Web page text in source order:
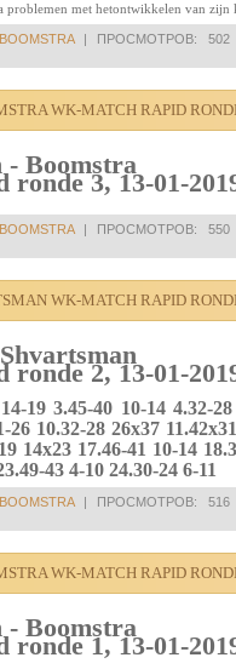
problemen met hetontwikkelen van
| ПРОСМОТРОВ: 502
WK-MATCH RAPID
- Boomstra
3, 13-01-
| ПРОСМОТРОВ: 550
WK-MATCH RAPID
2, 13-01-
19 3.45-40 10-14 4.32-
26 10.32-28 26x37
14x23 17.46-41 10-14
43 4-10 24.30-24 6-11
| ПРОСМОТРОВ: 516
WK-MATCH RAPID
- Boomstra
1, 13-01-